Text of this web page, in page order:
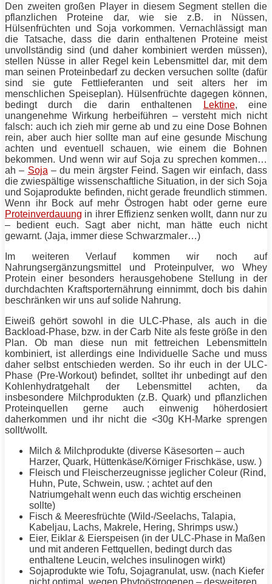
Den zweiten großen Player in diesem Segment stellen die
pflanzlichen Proteine dar, wie sie z.B. in Nüssen,
Hülsenfrüchten und Soja vorkommen. Vernachlässigt man
die Tatsache, dass die darin enthaltenen Proteine meist
unvollständig sind (und daher kombiniert werden müssen),
stellen Nüsse in aller Regel kein Lebensmittel dar, mit dem
man seinen Proteinbedarf zu decken versuchen sollte (dafür
sind sie gute Fettlieferanten und seit alters her im
menschlichen Speiseplan). Hülsenfrüchte dagegen können,
bedingt durch die darin enthaltenen
Lektine, eine
unangenehme Wirkung herbeiführen – versteht mich nicht
falsch: auch ich zieh mir gerne ab und zu eine Dose Bohnen
rein, aber auch hier sollte man auf eine gesunde Mischung
achten und eventuell schauen, wie einem die Bohnen
bekommen. Und wenn wir auf Soja zu sprechen kommen…
ah – Soja – du mein ärgster Feind. Sagen wir einfach, dass
die zwiespältige wissenschaftliche Situation, in der sich Soja
und Sojaprodukte befinden, nicht gerade freundlich stimmen.
Wenn ihr Bock auf mehr Östrogen habt oder gerne eure
Proteinverdauung in ihrer Effizienz senken wollt, dann nur zu
– bedient euch. Sagt aber nicht, man hätte euch nicht
gewarnt. (Jaja, immer diese Schwarzmaler…)
Im weiteren Verlauf kommen wir noch auf
Nahrungsergänzungsmittel und Proteinpulver, wo Whey
Protein einer besonders herausgehobene Stellung in der
durchdachten Kraftsporternährung einnimmt, doch bis dahin
beschränken wir uns auf solide Nahrung.
Eiweiß gehört sowohl in die ULC-Phase, als auch in die
Backload-Phase, bzw. in der Carb Nite als feste größe in den
Plan. Ob man diese nun mit fettreichen Lebensmitteln
kombiniert, ist allerdings eine Individuelle Sache und muss
daher selbst entschieden werden. So ihr euch in der ULC-
Phase (Pre-Workout) befindet, solltet ihr unbedingt auf den
Kohlenhydratgehalt der Lebensmittel achten, da
insbesondere Milchprodukten (z.B. Quark) und pflanzlichen
Proteinquellen gerne auch einwenig höherdosiert
daherkommen und ihr nicht die <30g KH-Marke sprengen
sollt/wollt.
Milch & Milchprodukte (diverse Käsesorten – auch
Harzer, Quark, Hüttenkäse/Körniger Frischkäse, usw. )
Fleisch und Fleischerzeugnisse jeglicher Coleur (Rind,
Huhn, Pute, Schwein, usw. ; achtet auf den
Natriumgehalt wenn euch das wichtig erscheinen
sollte)
Fisch & Meeresfrüchte (Wild-/Seelachs, Talapia,
Kabeljau, Lachs, Makrele, Hering, Shrimps usw.)
Eier, Eiklar & Eierspeisen (in der ULC-Phase in Maßen
und mit anderen Fettquellen, bedingt durch das
enthaltene Leucin, welches insulinogen wirkt)
Sojaprodukte wie Tofu, Sojagranulat, usw. (nach Kiefer
nicht optimal, wegen Phytoöstrogenen – desweiteren